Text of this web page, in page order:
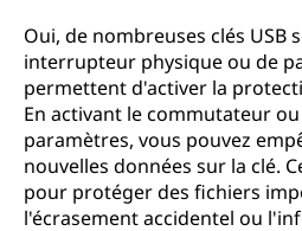
Oui, de nombreuses clés USB
interrupteur physique ou de
permettent d'activer la
En activant le commutateur
paramètres, vous pouvez
nouvelles données sur la clé.
pour protéger des fichiers
l'écrasement accidentel ou